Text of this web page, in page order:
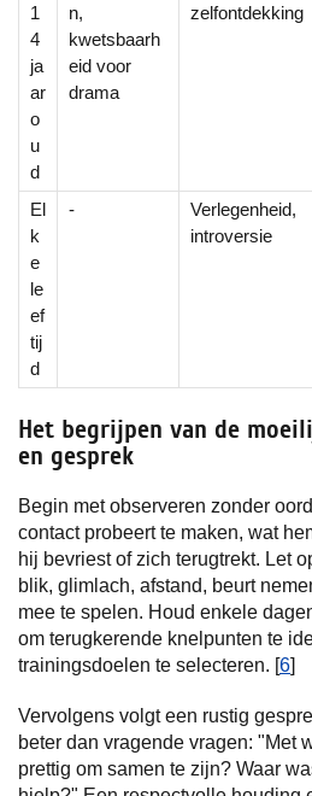
1
4
ja
ar
o
u
d
n,
kwetsbaarh
eid voor
drama
zelfontdekking
El
k
e
le
ef
tij
d
-
Verlegenheid,
introversie
Het begrijpen van de
en gesprek
Begin met observeren zonder
contact probeert te maken, wat
hij bevriest of zich terugtrekt. Let
blik, glimlach, afstand, beurt
mee te spelen. Houd enkele
om terugkerende knelpunten te
trainingsdoelen te selecteren. [6]
Vervolgens volgt een rustig
beter dan vragende vragen: "Met
prettig om samen te zijn? Waar